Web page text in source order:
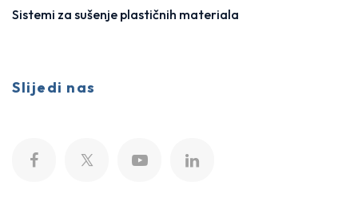
Sistemi za sušenje plastičnih materiala
Slijedi nas